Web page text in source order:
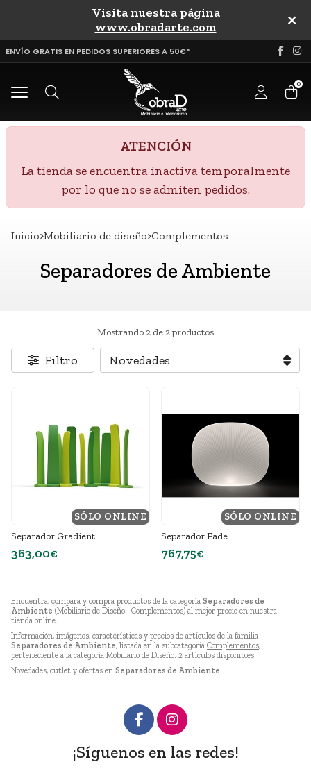
Visita nuestra página
www.obradarte.com
ENVÍO GRATIS EN PEDIDOS SUPERIORES A 50€*
0
ATENCIÓN
La tienda se encuentra inactiva temporalmente
por lo que no se admiten pedidos.
Inicio mobiliario de diseño complementos
Separadores de Ambiente
Encuentra, compara y compra productos de la categoría Separadores de
Ambiente (Mobiliario de Diseño | Complementos) al mejor precio en nuestra
tienda online.
Información, imágenes, características y precios de artículos de la familia
Separadores de Ambiente, listada en la subcategoría Complementos,
perteneciente a la categoría Mobiliario de Diseño . 2 artículos disponibles.
Novedades, outlet y ofertas en Separadores de Ambiente
Mostrando 2 de 2 productos
Filtro
SÓLO ONLINE
Separador Gradient
363,00€
SÓLO ONLINE
Separador Fade
767,75€
¡Síguenos en las redes!